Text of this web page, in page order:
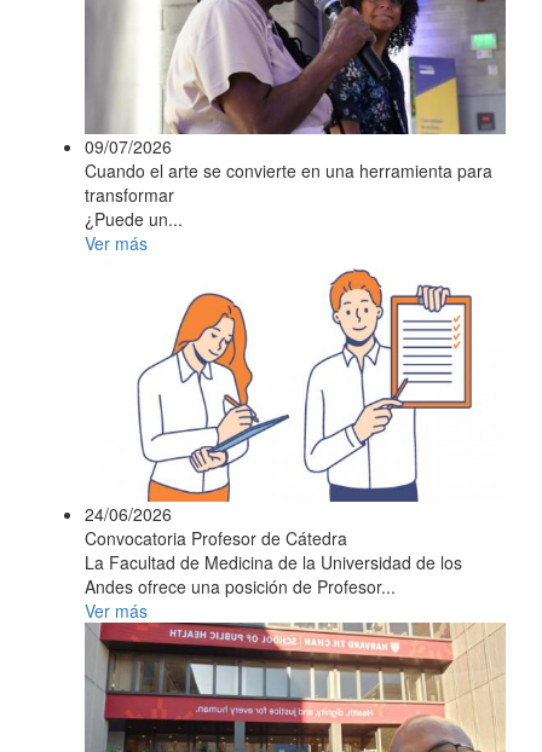
09/07/2026
Cuando el arte se convierte en una herramienta para
transformar
¿Puede un...
Ver más
24/06/2026
Convocatoria Profesor de Cátedra
La Facultad de Medicina de la Universidad de los
Andes ofrece una posición de Profesor...
Ver más